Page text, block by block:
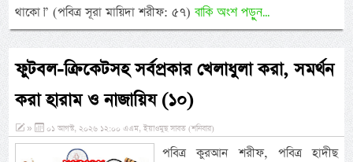
থাকো।” (পবিত্র সূরা মায়িদা শরীফ: ৫৭)বাকি অংশ পড়ুন...
ফুটবল-ক্রিকেটসহ সর্বপ্রকার খেলাধুলা করা, সমর্থন
করা হারাম ও নাজায়িয (১০)
» ০১ আগস্ট, ২০২৬ ১২:০০ এএম, ইয়াওমুছ সাবত (শনিবার)
পবিত্র কুরআন শরীফ, পবিত্র হাদীছ